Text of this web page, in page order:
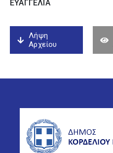
ΕΥΑΓΓΕΛΙΑ
Λήψη
Αρχείου